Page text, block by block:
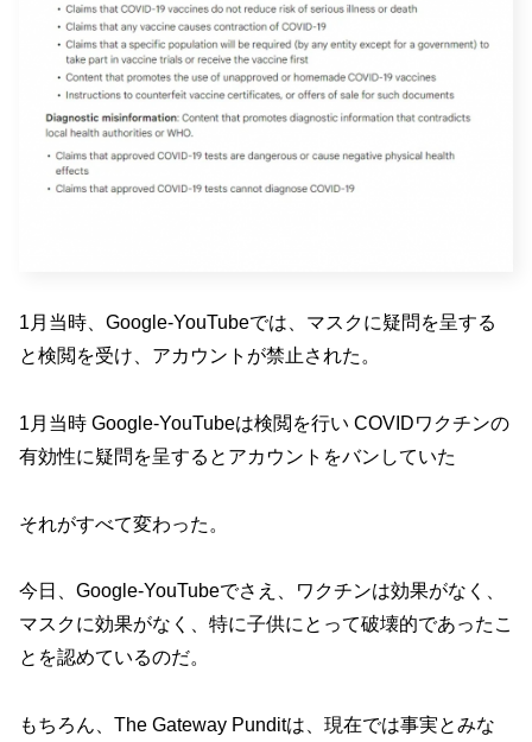
1月当時、Google-YouTubeでは、マスクに疑問を呈する
と検閲を受け、アカウントが禁止された。
1月当時 Google-YouTubeは検閲を行い COVIDワクチンの
有効性に疑問を呈するとアカウントをバンしていた
それがすべて変わった。
今日、Google-YouTubeでさえ、ワクチンは効果がなく、
マスクに効果がなく、特に子供にとって破壊的であったこ
とを認めているのだ。
もちろん、The Gateway Punditは、現在では事実とみな